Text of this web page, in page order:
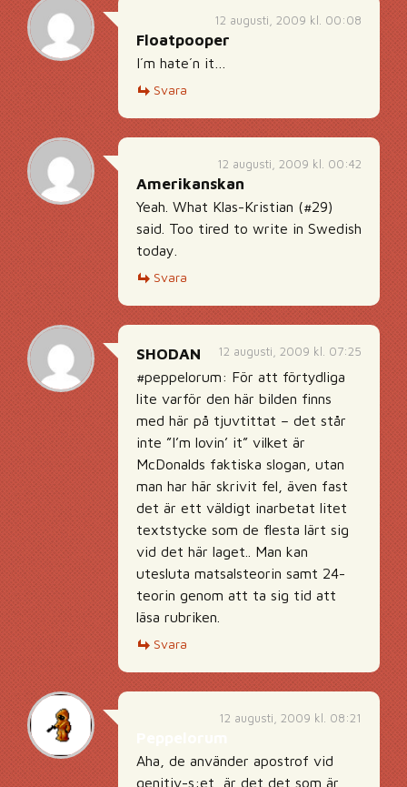
12 augusti, 2009 kl. 00:08
Floatpooper
I´m hate´n it…
Svara
12 augusti, 2009 kl. 00:42
Amerikanskan
Yeah. What Klas-Kristian (#29)
said. Too tired to write in Swedish
today.
Svara
12 augusti, 2009 kl. 07:25
SHODAN
#peppelorum: För att förtydliga
lite varför den här bilden finns
med här på tjuvtittat – det står
inte ”I’m lovin’ it” vilket är
McDonalds faktiska slogan, utan
man har här skrivit fel, även fast
det är ett väldigt inarbetat litet
textstycke som de flesta lärt sig
vid det här laget.. Man kan
utesluta matsalsteorin samt 24-
teorin genom att ta sig tid att
läsa rubriken.
Svara
12 augusti, 2009 kl. 08:21
Aha, de använder apostrof vid
genitiv-s:et, är det det som är